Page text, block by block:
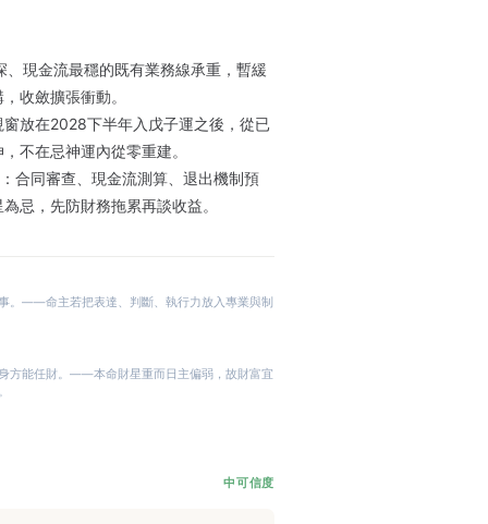
現金流最穩的既有業務線承重，暫緩
收斂擴張衝動。
放在2028下半年入戊子運之後，從已
不在忌神運內從零重建。
合同審查、現金流測算、退出機制預
忌，先防財務拖累再談收益。
。——命主若把表達、判斷、執行力放入專業與制
方能任財。——本命財星重而日主偏弱，故財富宜
中可信度